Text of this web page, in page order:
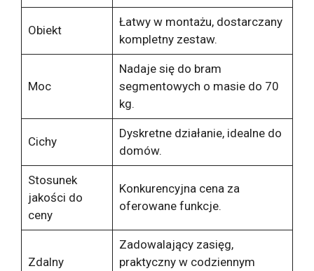
Obiekt
Łatwy w montażu, dostarczany
kompletny zestaw.
Moc
Nadaje się do bram
segmentowych o masie do 70
kg.
Cichy
Dyskretne działanie, idealne do
domów.
Stosunek
jakości do
ceny
Konkurencyjna cena za
oferowane funkcje.
Zdalny
Zadowalający zasięg,
praktyczny w codziennym